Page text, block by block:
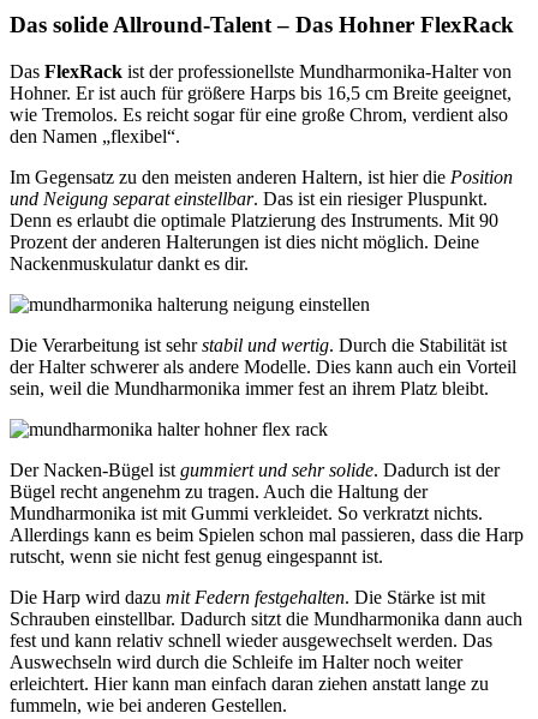
Das solide Allround-Talent – Das Hohner FlexRack
Das FlexRack ist der professionellste Mundharmonika-Halter von
Hohner. Er ist auch für größere Harps bis 16,5 cm Breite geeignet,
wie Tremolos. Es reicht sogar für eine große Chrom, verdient also
den Namen „flexibel“.
Im Gegensatz zu den meisten anderen Haltern, ist hier die Position
und Neigung separat einstellbar. Das ist ein riesiger Pluspunkt.
Denn es erlaubt die optimale Platzierung des Instruments. Mit 90
Prozent der anderen Halterungen ist dies nicht möglich. Deine
Nackenmuskulatur dankt es dir.
Die Verarbeitung ist sehrstabil und wertig. Durch die Stabilität ist
der Halter schwerer als andere Modelle. Dies kann auch ein Vorteil
sein, weil die Mundharmonika immer fest an ihrem Platz bleibt.
Der Nacken-Bügel ist gummiert und sehr solide. Dadurch ist der
Bügel recht angenehm zu tragen. Auch die Haltung der
Mundharmonika ist mit Gummi verkleidet. So verkratzt nichts.
Allerdings kann es beim Spielen schon mal passieren, dass die Harp
rutscht, wenn sie nicht fest genug eingespannt ist.
Die Harp wird dazu mit Federn festgehalten. Die Stärke ist mit
Schrauben einstellbar. Dadurch sitzt die Mundharmonika dann auch
fest und kann relativ schnell wieder ausgewechselt werden. Das
Auswechseln wird durch die Schleife im Halter noch weiter
erleichtert. Hier kann man einfach daran ziehen anstatt lange zu
fummeln, wie bei anderen Gestellen.